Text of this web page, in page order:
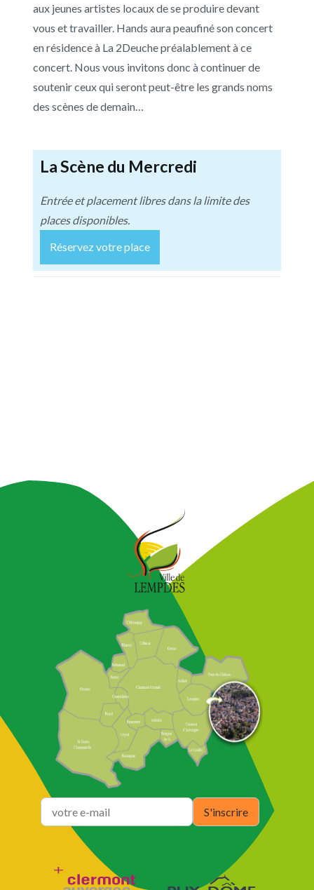
aux jeunes artistes locaux de se produire devant
vous et travailler. Hands aura peaufiné son concert
en résidence à La 2Deuche préalablement à ce
concert. Nous vous invitons donc à continuer de
soutenir ceux qui seront peut-être les grands noms
des scènes de demain…
La Scène du Mercredi
Entrée et placement libres dans la limite des
places disponibles.
Réservez votre place